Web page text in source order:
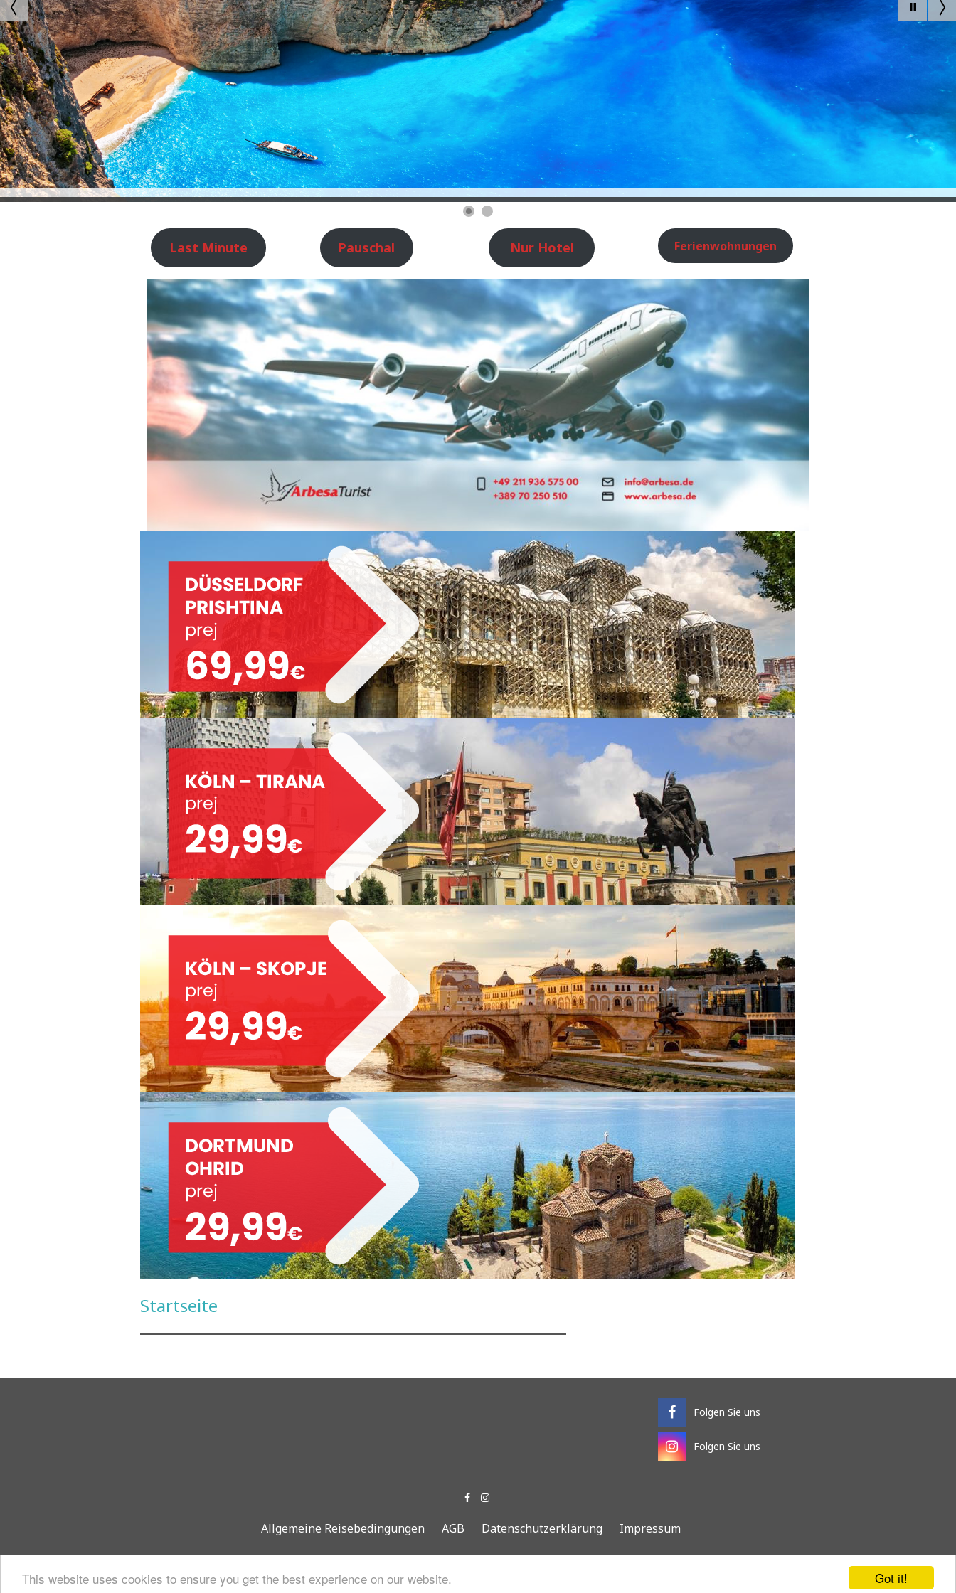
Got it!
This website uses cookies to ensure you get the best experience on our website.
Last Minute Pauschal Nur Hotel Ferienwohnungen
Startseite
Folgen Sie uns
Folgen Sie uns
Allgemeine Reisebedingungen AGB Datenschutzerklärung Impressum
Copyright © 2021. Arbesa Turist GmbH/ All Rights Reserved.